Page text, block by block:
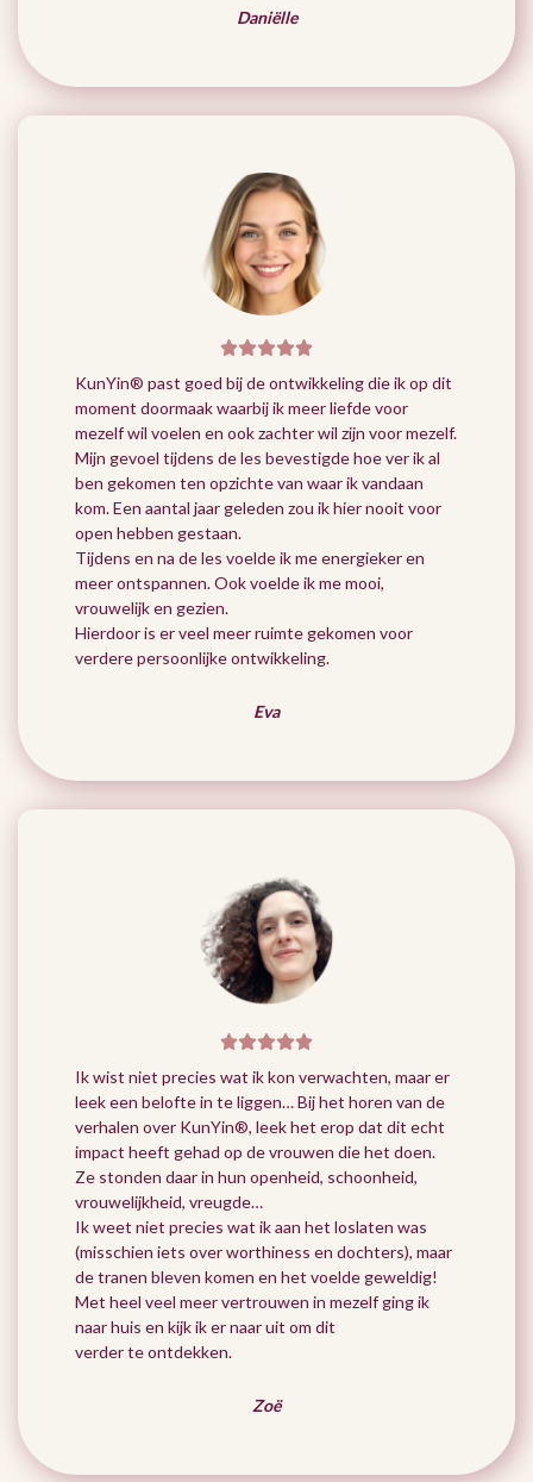
Daniëlle
KunYin® past goed bij de ontwikkeling die ik op dit
moment doormaak waarbij ik meer liefde voor
mezelf wil voelen en ook zachter wil zijn voor mezelf.
Mijn gevoel tijdens de les bevestigde hoe ver ik al
ben gekomen ten opzichte van waar ik vandaan
kom. Een aantal jaar geleden zou ik hier nooit voor
open hebben gestaan.
Tijdens en na de les voelde ik me energieker en
meer ontspannen. Ook voelde ik me mooi,
vrouwelijk en gezien.
Hierdoor is er veel meer ruimte gekomen voor
verdere persoonlijke ontwikkeling.
Eva
Ik wist niet precies wat ik kon verwachten, maar er
leek een belofte in te liggen… Bij het horen van de
verhalen over KunYin®, leek het erop dat dit echt
impact heeft gehad op de vrouwen die het doen.
Ze stonden daar in hun openheid, schoonheid,
vrouwelijkheid, vreugde…
Ik weet niet precies wat ik aan het loslaten was
(misschien iets over worthiness en dochters), maar
de tranen bleven komen en het voelde geweldig!
Met heel veel meer vertrouwen in mezelf ging ik
naar huis en kijk ik er naar uit om dit
verder te ontdekken.
Zoë